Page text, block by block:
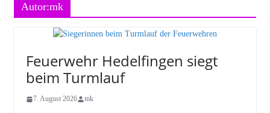
Autor:mk
Feuerwehr Hedelfingen siegt
beim Turmlauf
7. August 2026 mk